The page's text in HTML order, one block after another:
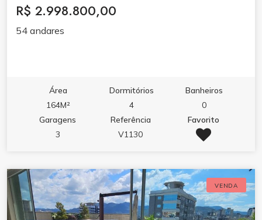
R$ 2.998.800,00
54 andares
Área
164M²
Dormitórios
4
Banheiros
0
Garagens
3
Referência
V1130
Favorito
VENDA